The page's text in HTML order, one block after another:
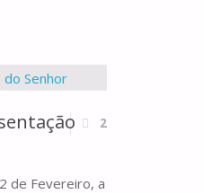
2
de Fevereiro, a